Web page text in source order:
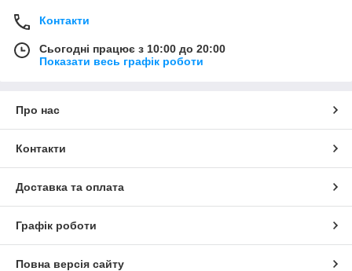
Контакти
Сьогодні працює з 10:00 до 20:00
Показати весь графік роботи
Про нас
Контакти
Доставка та оплата
Графік роботи
Повна версія сайту